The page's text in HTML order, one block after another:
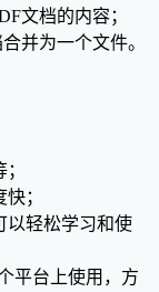
文档的内容；
并为一个文件。
；
以轻松学习和使
平台上使用，方